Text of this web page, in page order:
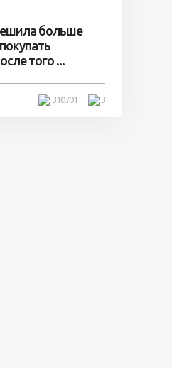
больше
того ...
3
310701